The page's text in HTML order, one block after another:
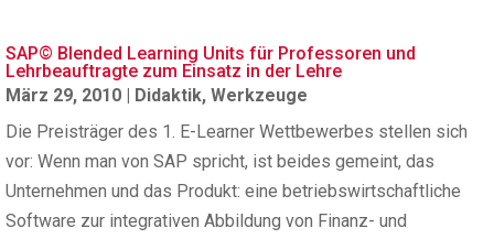
SAP© Blended Learning Units für Professoren und
Lehrbeauftragte zum Einsatz in der Lehre
März 29, 2010 | Didaktik, Werkzeuge
Die Preisträger des 1. E-Learner Wettbewerbes stellen sich
vor: Wenn man von SAP spricht, ist beides gemeint, das
Unternehmen und das Produkt: eine betriebswirtschaftliche
Software zur integrativen Abbildung von Finanz- und